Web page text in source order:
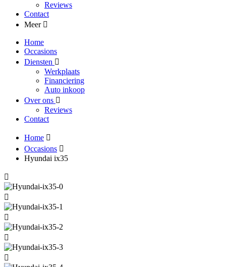
Reviews
Contact
Meer
Home
Occasions
Diensten
Werkplaats
Financiering
Auto inkoop
Over ons
Reviews
Contact
Home
Occasions
Hyundai ix35